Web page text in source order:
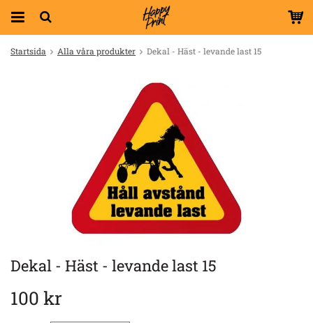
Startsida Alla våra produkter Dekal - Häst - levande last 15
Dekal - Häst - levande last 15
100 kr